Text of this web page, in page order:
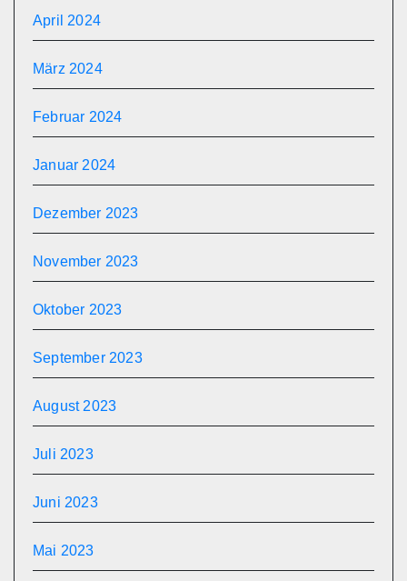
April 2024
März 2024
Februar 2024
Januar 2024
Dezember 2023
November 2023
Oktober 2023
September 2023
August 2023
Juli 2023
Juni 2023
Mai 2023